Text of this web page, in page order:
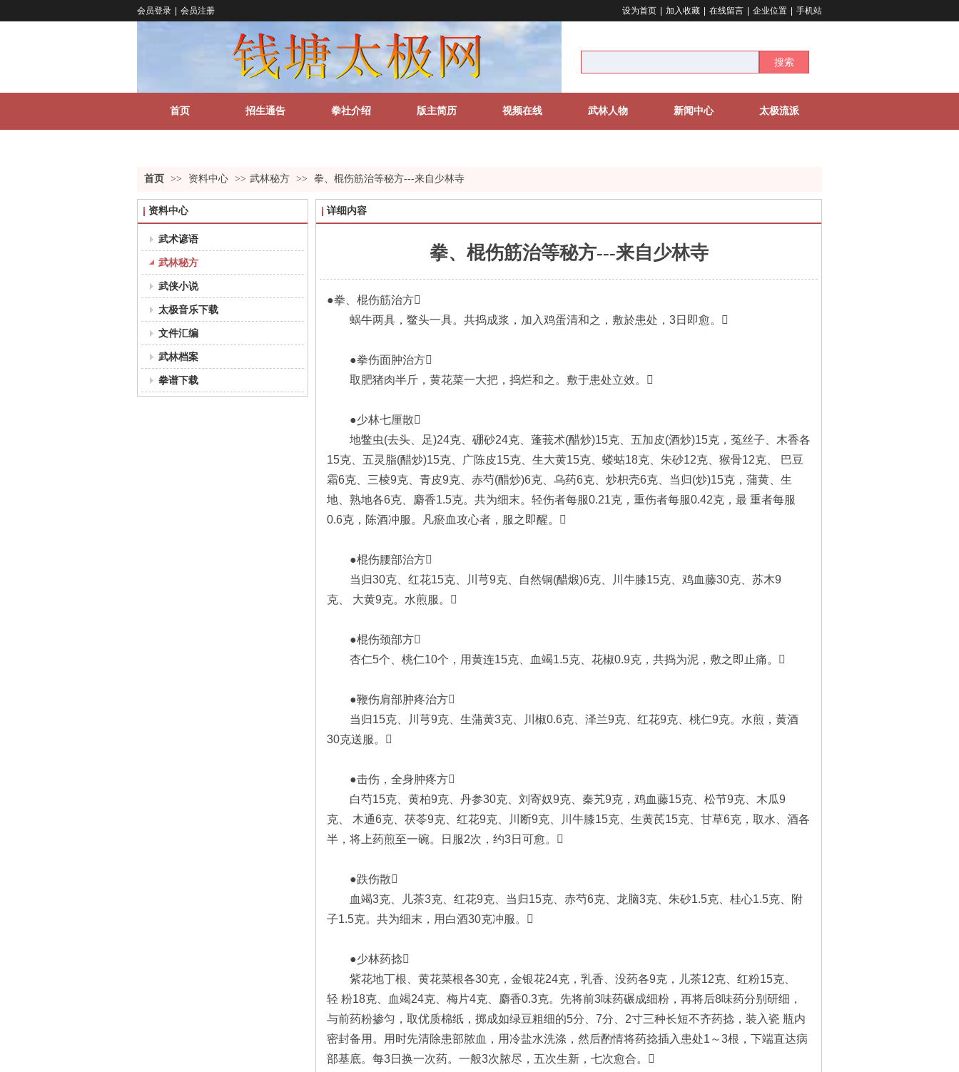
搜索
会员登录 会员注册 设为首页 加入收藏 在线留言 企业位置 手机站
首页 招生通告 拳社介绍 版主简历 视频在线 武林人物 新闻中心 太极流派
首页 >> 资料中心 >> 武林秘方 >> 拳、棍伤筋治等秘方---来自少林寺
资料中心
武术谚语
武林秘方
武侠小说
太极音乐下载
文件汇编
武林档案
拳谱下载
详细内容
拳、棍伤筋治等秘方---来自少林寺
●拳、棍伤筋治方
蜗牛两具，鳖头一具。共捣成浆，加入鸡蛋清和之，敷於患处，3日即愈。
●拳伤面肿治方
取肥猪肉半斤，黄花菜一大把，捣烂和之。敷于患处立效。
●少林七厘散
地鳖虫(去头、足)24克、硼砂24克、蓬莪术(醋炒)15克、五加皮(酒炒)15克，菟丝子、木香各
15克、五灵脂(醋炒)15克、广陈皮15克、生大黄15克、蝼蛄18克、朱砂12克、猴骨12克、 巴豆
霜6克、三棱9克、青皮9克、赤芍(醋炒)6克、乌药6克、炒枳壳6克、当归(炒)15克，蒲黄、生
地、熟地各6克、麝香1.5克。共为细末。轻伤者每服0.21克，重伤者每服0.42克，最 重者每服
0.6克，陈酒冲服。凡瘀血攻心者，服之即醒。
●棍伤腰部治方
当归30克、红花15克、川芎9克、自然铜(醋煅)6克、川牛膝15克、鸡血藤30克、苏木9
克、 大黄9克。水煎服。
●棍伤颈部方
杏仁5个、桃仁10个，用黄连15克、血竭1.5克、花椒0.9克，共捣为泥，敷之即止痛。
●鞭伤肩部肿疼治方
当归15克、川芎9克、生蒲黄3克、川椒0.6克、泽兰9克、红花9克、桃仁9克。水煎，黄酒
30克送服。
●击伤，全身肿疼方
白芍15克、黄柏9克、丹参30克、刘寄奴9克、秦艽9克，鸡血藤15克、松节9克、木瓜9
克、 木通6克、茯苓9克、红花9克、川断9克、川牛膝15克、生黄芪15克、甘草6克，取水、酒各
半，将上药煎至一碗。日服2次，约3日可愈。
●跌伤散
血竭3克、儿茶3克、红花9克、当归15克、赤芍6克、龙脑3克、朱砂1.5克、桂心1.5克、附
子1.5克。共为细末，用白酒30克冲服。
●少林药捻
紫花地丁根、黄花菜根各30克，金银花24克，乳香、没药各9克，儿茶12克、红粉15克、
轻 粉18克、血竭24克、梅片4克、麝香0.3克。先将前3味药碾成细粉，再将后8味药分别研细，
与前药粉掺匀，取优质棉纸，掷成如绿豆粗细的5分、7分、2寸三种长短不齐药捻，装入瓷 瓶内
密封备用。用时先清除患部脓血，用冷盐水洗涤，然后酌情将药捻插入患处1～3根，下端直达病
部基底。每3日换一次药。一般3次脓尽，五次生新，七次愈合。